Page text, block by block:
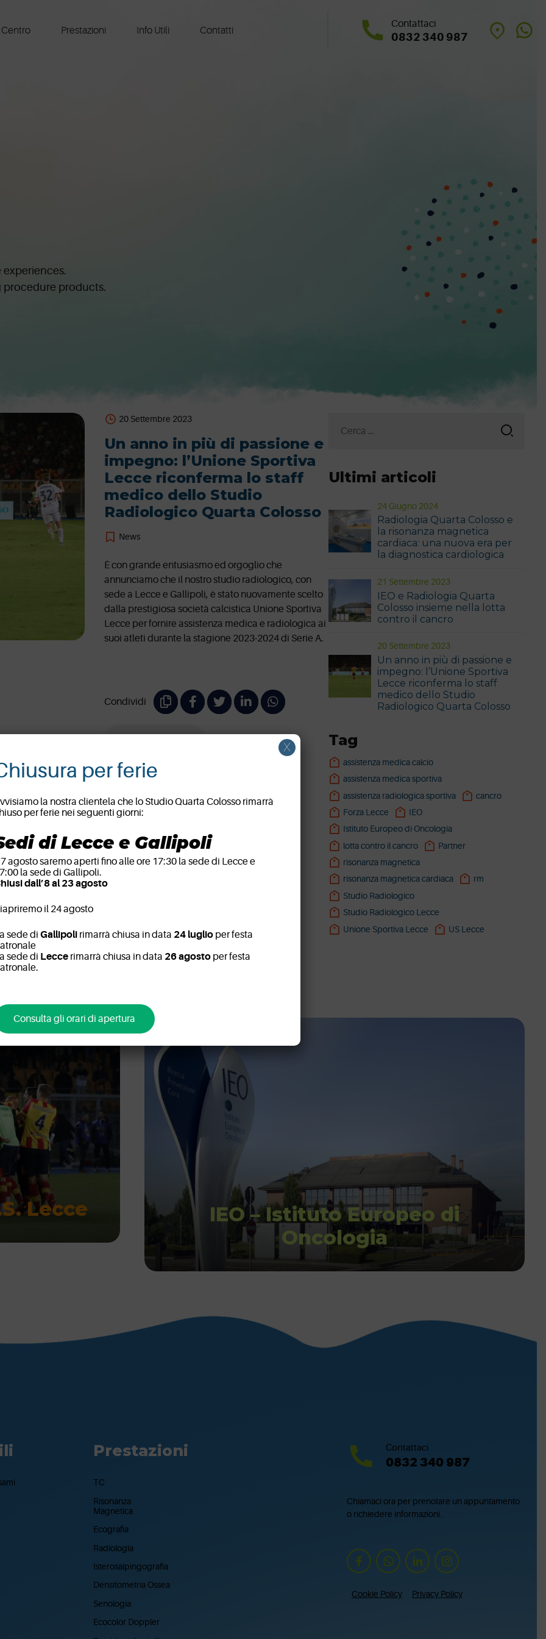
Centro Prestazioni Info Utili Contatti
Contattaci
0832 340 987
procedure products.
20 Settembre 2023
Un anno in più di passione e
impegno: l’Unione Sportiva
Lecce riconferma lo staff
medico dello Studio
Radiologico Quarta Colosso
News
È con grande entusiasmo ed orgoglio che
annunciamo che il nostro studio radiologico, con
sede a Lecce e Gallipoli, è stato nuovamente scelto
dalla prestigiosa società calcistica Unione Sportiva
Lecce per fornire assistenza medica e radiologica ai
suoi atleti durante la stagione 2023-2024 di Serie A.
Condividi
per:
Ultimi articoli
24 Giugno 2024
Radiologia Quarta Colosso e
la risonanza magnetica
cardiaca: una nuova era per
la diagnostica cardiologica
21 Settembre 2023
IEO e Radiologia Quarta
Colosso insieme nella lotta
contro il cancro
20 Settembre 2023
Un anno in più di passione e
impegno: l’Unione Sportiva
Lecce riconferma lo staff
medico dello Studio
Radiologico Quarta Colosso
Tag
assistenza medica calcio
assistenza medica sportiva
assistenza radiologica sportiva
cancro
Forza Lecce
IEO
Istituto Europeo di Oncologia
lotta contro il cancro
Partner
risonanza magnetica
risonanza magnetica cardiaca
rm
Studio Radiologico
Studio Radiologico Lecce
Unione Sportiva Lecce
US Lecce
Lecce
IEO – Istituto Europeo di
Oncologia
Prestazioni
TC
Risonanza
Magnetica
Ecografia
Radiologia
Isterosalpingografia
Densitometria Ossea
Senologia
Ecocolor Doppler
Contattaci
0832 340 987
Chiamaci ora per prenotare un appuntamento
o richiedere informazioni.
Cookie Policy Privacy Policy
per ferie
la nostra clientela che lo Studio Quarta Colosso rimarrà
per ferie nei seguenti giorni:
di Lecce e Gallipoli
agosto saremo aperti fino alle ore 17:30 la sede di Lecce e
la sede di Gallipoli.
dall’8 al 23 agosto
il 24 agosto
sede diGallipoli rimarrà chiusa in data 24 luglio per festa
sede di Lecce rimarrà chiusa in data 26 agosto per festa
Consulta gli orari di apertura
X